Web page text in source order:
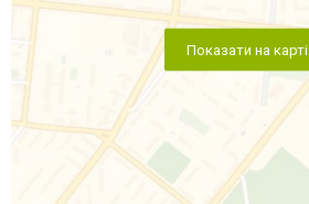
Показати на карті